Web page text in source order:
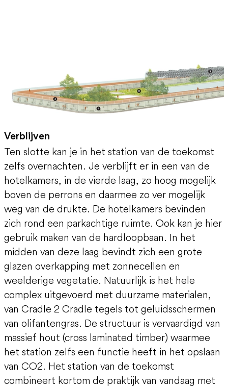
Verblijven
Ten slotte kan je in het station van de toekomst
zelfs overnachten. Je verblijft er in een van de
hotelkamers, in de vierde laag, zo hoog mogelijk
boven de perrons en daarmee zo ver mogelijk
weg van de drukte. De hotelkamers bevinden
zich rond een parkachtige ruimte. Ook kan je hier
gebruik maken van de hardloopbaan. In het
midden van deze laag bevindt zich een grote
glazen overkapping met zonnecellen en
weelderige vegetatie. Natuurlijk is het hele
complex uitgevoerd met duurzame materialen,
van Cradle 2 Cradle tegels tot geluidsschermen
van olifantengras. De structuur is vervaardigd van
massief hout (cross laminated timber) waarmee
het station zelfs een functie heeft in het opslaan
van CO2. Het station van de toekomst
combineert kortom de praktijk van vandaag met